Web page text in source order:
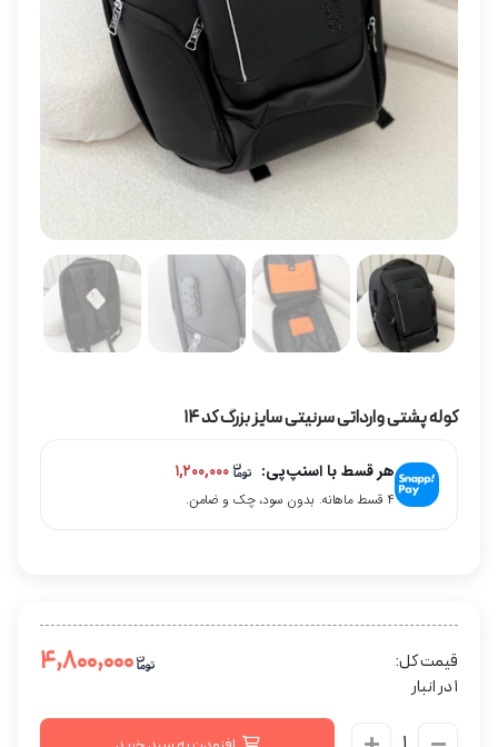
کوله پشتی وارداتی سرنیتی سایز بزرگ کد 14
هر قسط با اسنپ‌پی:
۴ قسط ماهانه. بدون سود، چک و ضامن.
قیمت کل:
1 در انبار